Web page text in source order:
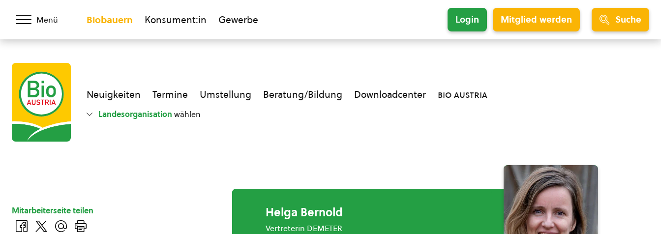
Menü Biobauern Konsument:in Gewerbe Login Mitglied werden Suche
Neuigkeiten Termine Umstellung Beratung/Bildung Downloadcenter bio austria
Landesorganisation wählen
Helga Bernold
Vertreterin DEMETER
Mitarbeiterseite teilen